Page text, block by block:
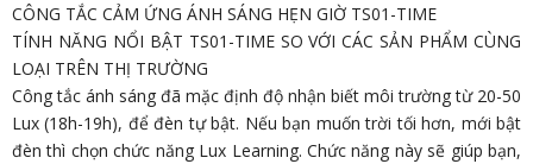
CÔNG TẮC CẢM ỨNG ÁNH SÁNG HẸN GIỜ TS01-TIME
TÍNH NĂNG NỔI BẬT TS01-TIME SO VỚI CÁC SẢN PHẨM CÙNG
LOẠI TRÊN THỊ TRƯỜNG
Công tắc ánh sáng đã mặc định độ nhận biết môi trường từ 20-50
Lux (18h-19h), để đèn tự bật. Nếu bạn muốn trời tối hơn, mới bật
đèn thì chọn chức năng Lux Learning. Chức năng này sẽ giúp bạn,